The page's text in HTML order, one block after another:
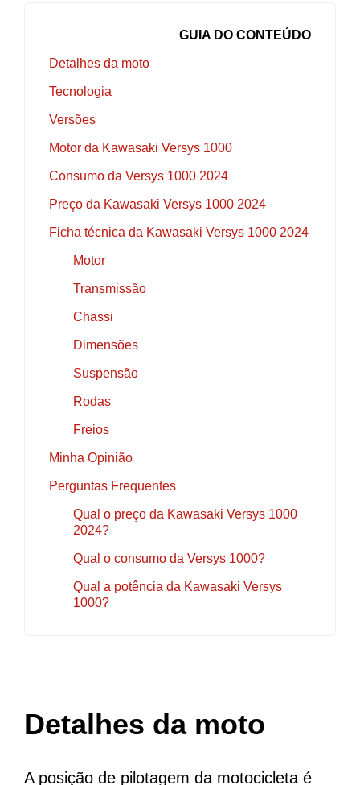
GUIA DO CONTEÚDO
Detalhes da moto
Tecnologia
Versões
Motor da Kawasaki Versys 1000
Consumo da Versys 1000 2024
Preço da Kawasaki Versys 1000 2024
Ficha técnica da Kawasaki Versys 1000 2024
Motor
Transmissão
Chassi
Dimensões
Suspensão
Rodas
Freios
Minha Opinião
Perguntas Frequentes
Qual o preço da Kawasaki Versys 1000
2024?
Qual o consumo da Versys 1000?
Qual a potência da Kawasaki Versys
1000?
Detalhes da moto
A posição de pilotagem da motocicleta é